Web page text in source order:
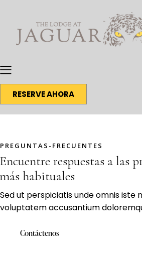
RESERVE AHORA
PREGUNTAS-FRECUENTES
Encuentre respuestas a las
más habituales
Sed ut perspiciatis unde omnis iste
voluptatem accusantium
Contáctenos